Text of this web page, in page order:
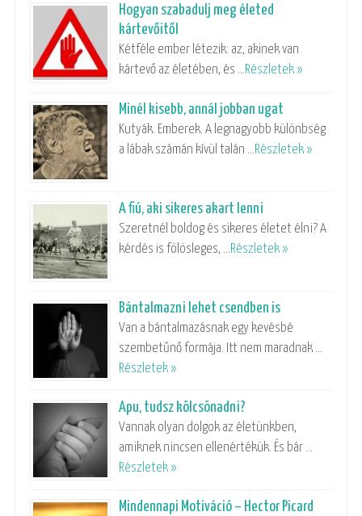
Hogyan szabadulj meg életed
kártevőitől
Kétféle ember létezik: az, akinek van
kártevő az életében, és …Részletek »
Minél kisebb, annál jobban ugat
Kutyák. Emberek. A legnagyobb különbség
a lábak számán kívül talán …Részletek »
A fiú, aki sikeres akart lenni
Szeretnél boldog és sikeres életet élni? A
kérdés is fölösleges, …Részletek »
Bántalmazni lehet csendben is
Van a bántalmazásnak egy kevésbé
szembetűnő formája. Itt nem maradnak …
Részletek »
Apu, tudsz kölcsönadni?
Vannak olyan dolgok az életünkben,
amiknek nincsen ellenértékük. És bár …
Részletek »
Mindennapi Motiváció – Hector Picard